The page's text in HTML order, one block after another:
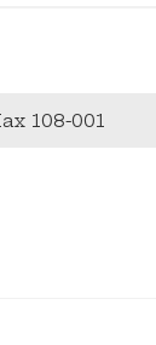
108-001